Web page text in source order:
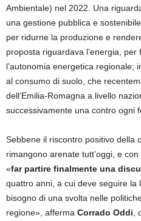
Ambientale) nel 2022. Una
una gestione pubblica e
per ridurne la produzione e
proposta riguardava l’energia,
l’autonomia energetica regionale;
al consumo di suolo, che
dell’Emilia-Romagna a livello
successivamente una contro ogni
Sebbene il riscontro positivo della
rimangono arenate tutt’oggi, e
«far partire finalmente una
quattro anni, a cui deve seguire la
bisogno di una svolta nelle
regione», afferma Corrado Oddi,